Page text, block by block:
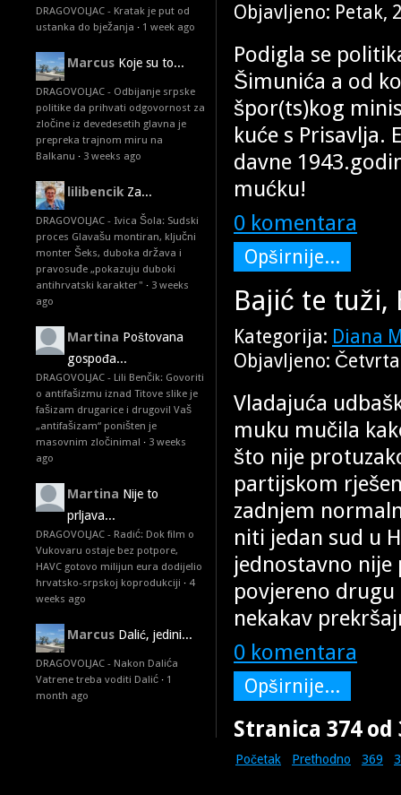
DRAGOVOLJAC - Kratak je put od
ustanka do bježanja · 1 week ago
Marcus Koje su to...
DRAGOVOLJAC - Odbijanje srpske
politike da prihvati odgovornost za
zločine iz devedesetih glavna je
prepreka trajnom miru na
Balkanu · 3 weeks ago
lilibencik Za...
DRAGOVOLJAC - Ivica Šola: Sudski
proces Glavašu montiran, ključni
monter Šeks, duboka država i
pravosuđe „pokazuju duboki
antihrvatski karakter" · 3 weeks
ago
Martina Poštovana
gospođa...
DRAGOVOLJAC - Lili Benčik: Govoriti
o antifašizmu iznad Titove slike je
fašizam drugarice i drugovi! Vaš
„antifašizam“ poništen je
masovnim zločinima! · 3 weeks
ago
Martina Nije to
prljava...
DRAGOVOLJAC - Radić: Dok film o
Vukovaru ostaje bez potpore,
HAVC gotovo milijun eura dodijelio
hrvatsko-srpskoj koprodukciji · 4
weeks ago
Marcus Dalić, jedini...
DRAGOVOLJAC - Nakon Dalića
Vatrene treba voditi Dalić · 1
month ago
Objavljeno: Petak,
Podigla se
Šimunića a od
špor(ts)kog
kuće s Prisavlja.
davne
mućku!
0 komentara
Opširnije...
Bajić te tuži,
Kategorija: Diana
Objavljeno:
Vladajuća
muku mučila
što nije
partijskom
zadnjem
niti jedan sud u
jednostavno nije
povjereno
nekakav
0 komentara
Opširnije...
Stranica 374 od
Početak Prethodno 369